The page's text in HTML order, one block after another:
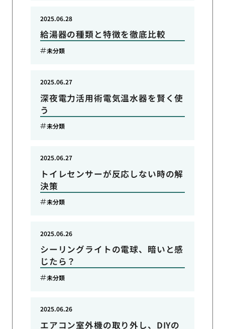
給湯器の種類と特徴を徹底比較
2025.06.28
未分類
深夜電力活用術電気温水器を賢く使
う
2025.06.27
未分類
トイレセンサーが反応しない時の解
決策
2025.06.27
未分類
シーリングライトの電球、暗いと感
じたら？
2025.06.26
未分類
エアコン室外機の取り外し、DIYの
2025.06.26